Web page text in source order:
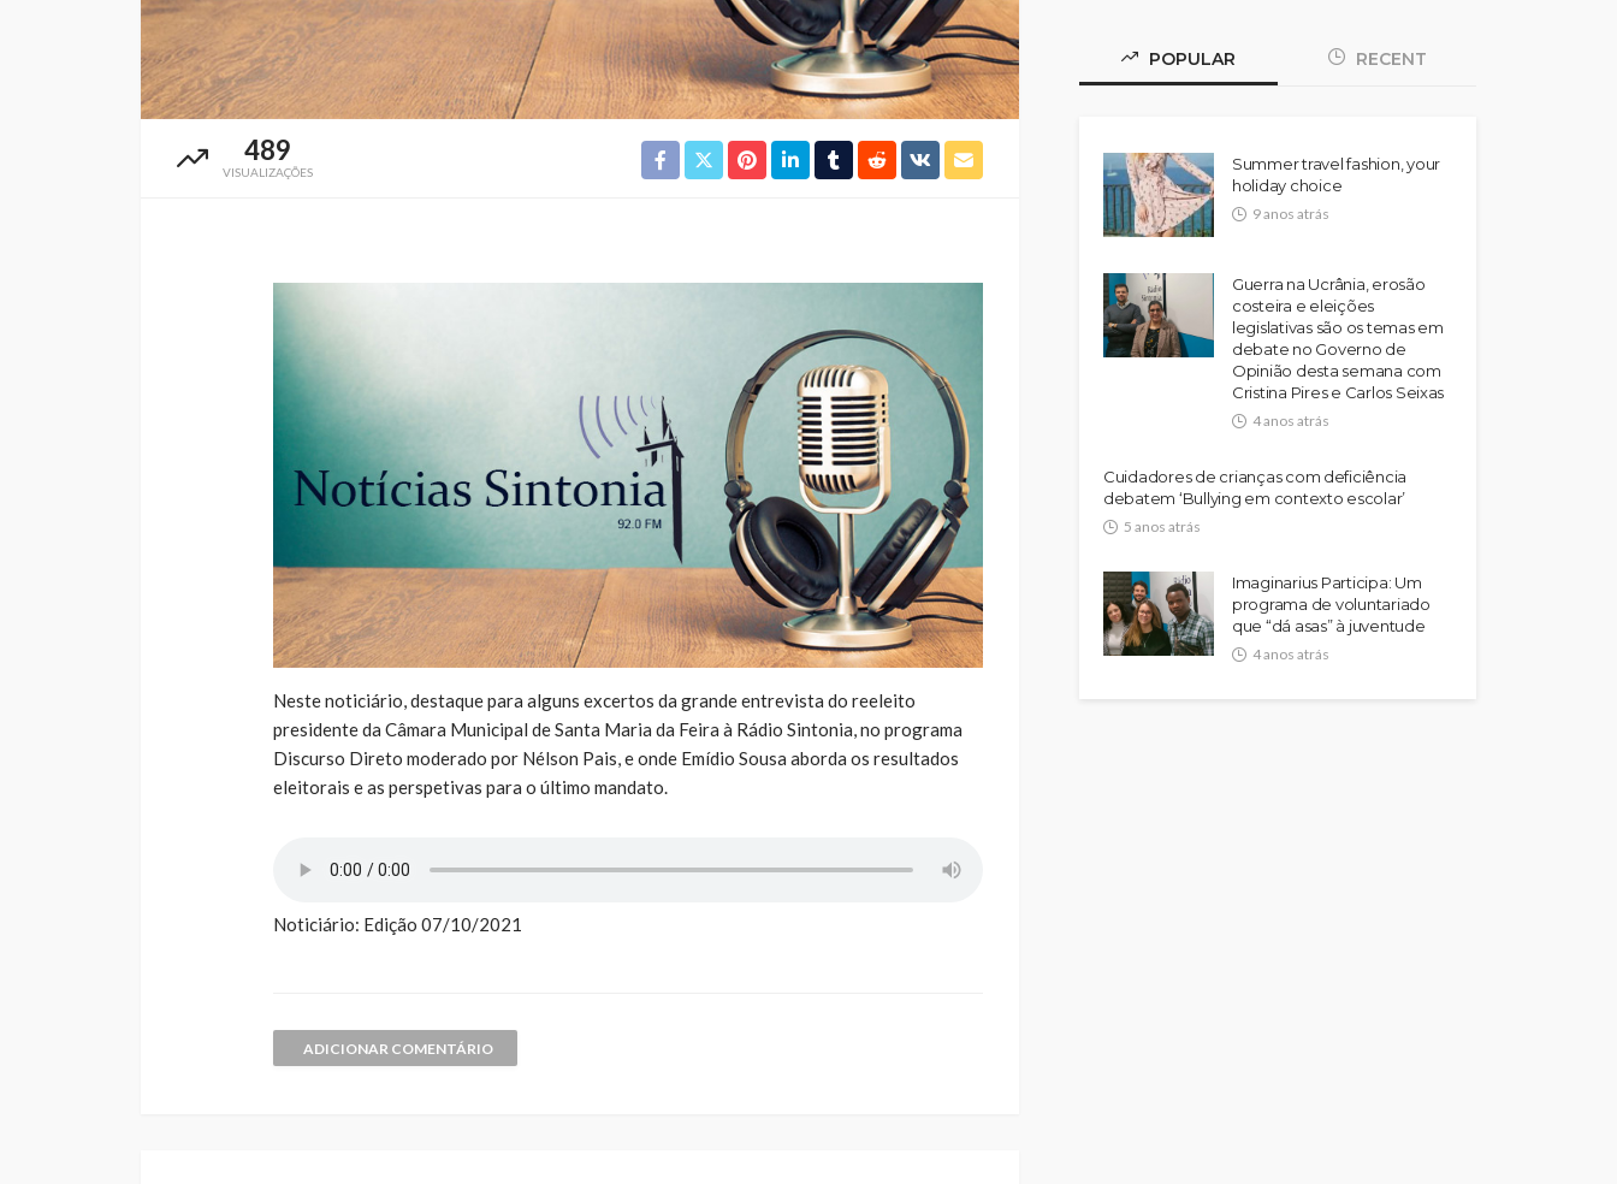
489
VISUALIZAÇÕES
Neste noticiário, destaque para alguns excertos da grande entrevista do reeleito
presidente da Câmara Municipal de Santa Maria da Feira à Rádio Sintonia, no programa
Discurso Direto moderado por Nélson Pais, e onde Emídio Sousa aborda os resultados
eleitorais e as perspetivas para o último mandato.
Noticiário: Edição 07/10/2021
ADICIONAR COMENTÁRIO
POPULAR RECENT
Summer travel fashion, your
holiday choice
9 anos atrás
Guerra na Ucrânia, erosão
costeira e eleições
legislativas são os temas em
debate no Governo de
Opinião desta semana com
Cristina Pires e Carlos Seixas
4 anos atrás
Cuidadores de crianças com deficiência
debatem ‘Bullying em contexto escolar’
5 anos atrás
Imaginarius Participa: Um
programa de voluntariado
que “dá asas” à juventude
4 anos atrás